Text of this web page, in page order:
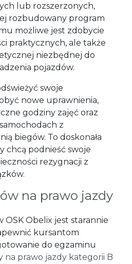
lub rozszerzonych,
rozbudowany program
możliwe jest zdobycie
praktycznych, ale także
niezbędnej do
pojazdów.
swoje
nowe uprawnienia,
godziny zajęć oraz
z
biegów. To doskonała
chcą podnieść swoje
rezygnacji z
na prawo jazdy
OSK Obelix jest starannie
kursantom
do egzaminu
na prawo jazdy kategorii B